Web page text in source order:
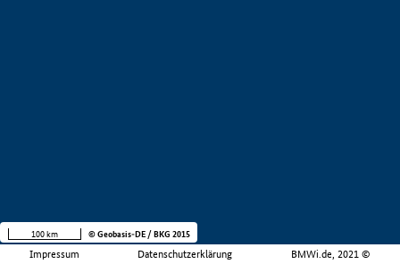
Impressum Datenschutzerklärung BMWi.de, 2021 ©
100 km © Geobasis-DE / BKG 2015